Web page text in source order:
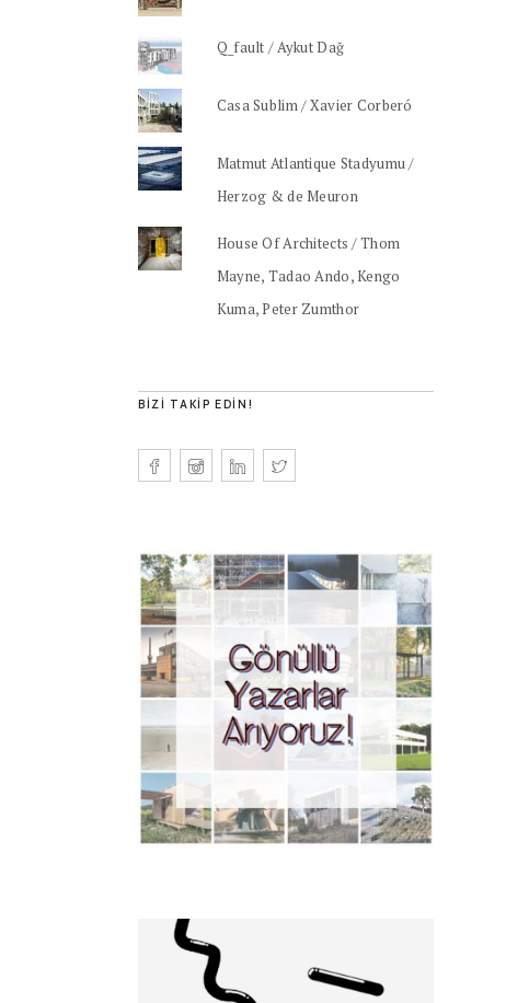
Q_fault / Aykut Dağ
Casa Sublim / Xavier Corberó
Matmut Atlantique Stadyumu /
Herzog & de Meuron
House Of Architects / Thom
Mayne, Tadao Ando, Kengo
Kuma, Peter Zumthor
BIZI TAKIP EDIN!